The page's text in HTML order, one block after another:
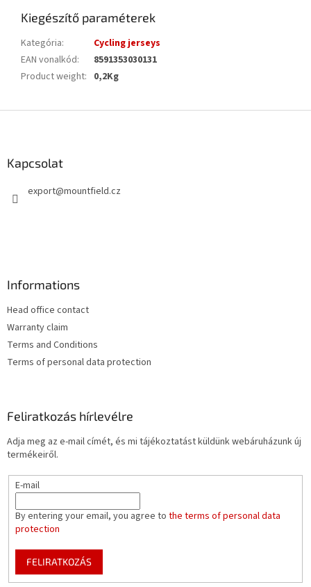
Kiegészítő paraméterek
Kategória:
Cycling jerseys
EAN vonalkód:
8591353030131
Product weight: 0,2Kg
Kapcsolat
export@mountfield.cz
Informations
Head office contact
Warranty claim
Terms and Conditions
Terms of personal data protection
Feliratkozás hírlevélre
Adja meg az e-mail címét, és mi tájékoztatást küldünk webáruházunk új
termékeiről.
E-mail
By entering your email, you agree to the terms of personal data
protection
FELIRATKOZÁS